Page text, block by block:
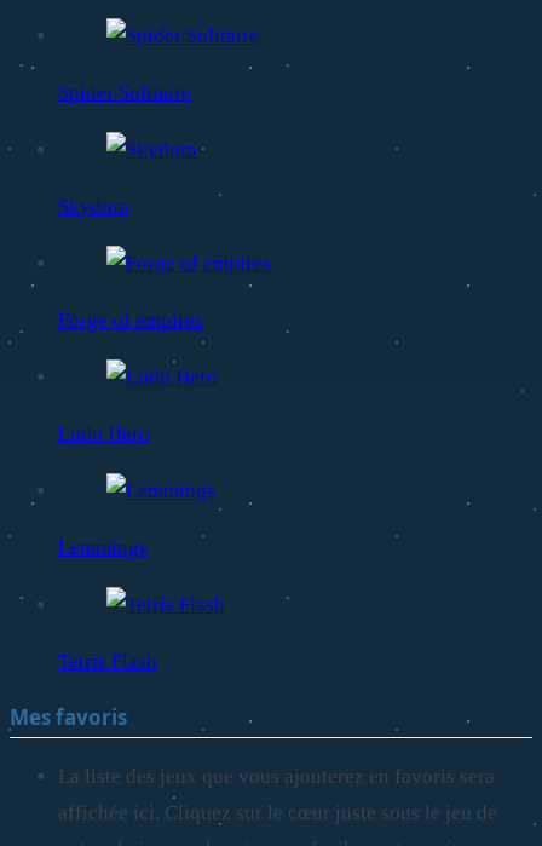
Spider Solitaire
Skydom
Forge of empires
Ludo Hero
Lemmings
Tetris Flash
Mes favoris
La liste des jeux que vous ajouterez en favoris sera
affichée ici. Cliquez sur le cœur juste sous le jeu de